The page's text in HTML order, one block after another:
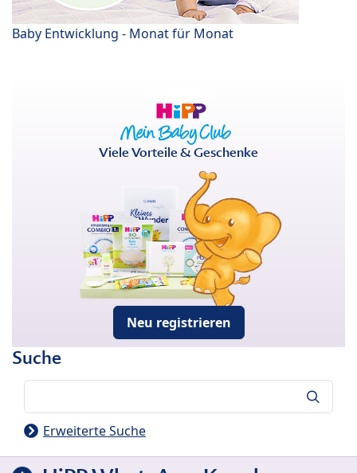
Baby Entwicklung - Monat für Monat
Viele Vorteile & Geschenke
Neu registrieren
Suche
Erweiterte Suche